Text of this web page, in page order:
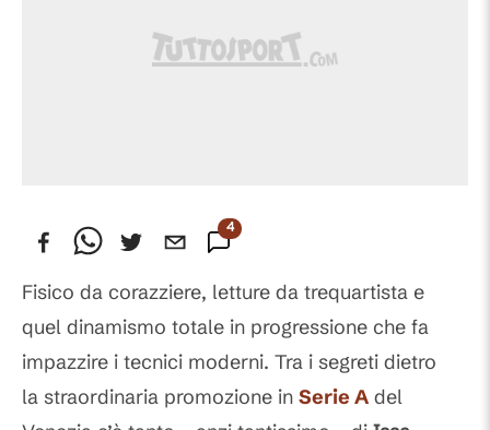
4
Fisico da corazziere, letture da trequartista e
quel dinamismo totale in progressione che fa
impazzire i tecnici moderni. Tra i segreti dietro
la straordinaria promozione in Serie A del